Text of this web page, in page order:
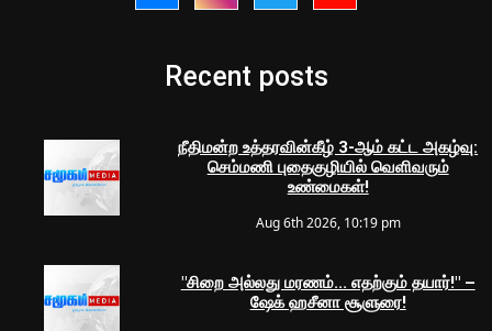
Recent posts
நீதிமன்ற உத்தரவின்கீழ் 3-ஆம் கட்ட அகழ்வு:
செம்மணி புதைகுழியில் வெளிவரும்
உண்மைகள்!
Aug 6th 2026, 10:19 pm
"சிறை அல்லது மரணம்... எதற்கும் தயார்!" –
ஷேக் ஹசீனா சூளுரை!